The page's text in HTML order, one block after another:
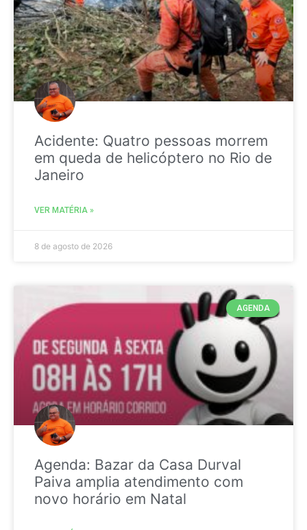
Acidente: Quatro pessoas morrem
em queda de helicóptero no Rio de
Janeiro
VER MATÉRIA »
8 de agosto de 2026
AGENDA
Agenda: Bazar da Casa Durval
Paiva amplia atendimento com
novo horário em Natal